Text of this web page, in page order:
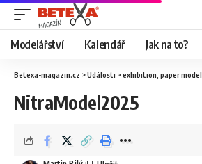
Modelářství Kalendář Jak na to?
Betexa-magazin.cz >Události >exhibition paper model
NitraModel2025